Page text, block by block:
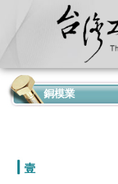
銅模業
壹